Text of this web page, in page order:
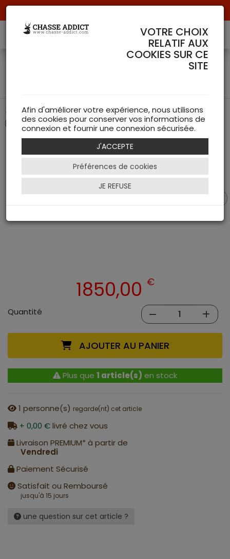
Lunette Conquest V6 1.1-
ZEISS Conquest V6 : Des performances exceptionnelles
pour une précision ultime
1850,00 €
Quantité
AJOUTER AU PANIER
Plus que 1 article(s) en stock
1 personne(s) regarde(nt) cet article
+ 0,00 €livré chez vous
Livraison PREMIUM* à partir de
Vendredi
Paiement Sécurisé
Satisfait ou Remboursé
jusqu'à 15 jours
une question sur cet article ?
VOTRE CHOIX
RELATIF AUX
COOKIES SUR CE
SITE
Afin d'améliorer votre expérience, nous utilisons
des cookies pour conserver vos informations de
connexion et fournir une connexion sécurisée.
J'ACCEPTE
Préférences de cookies
JE REFUSE